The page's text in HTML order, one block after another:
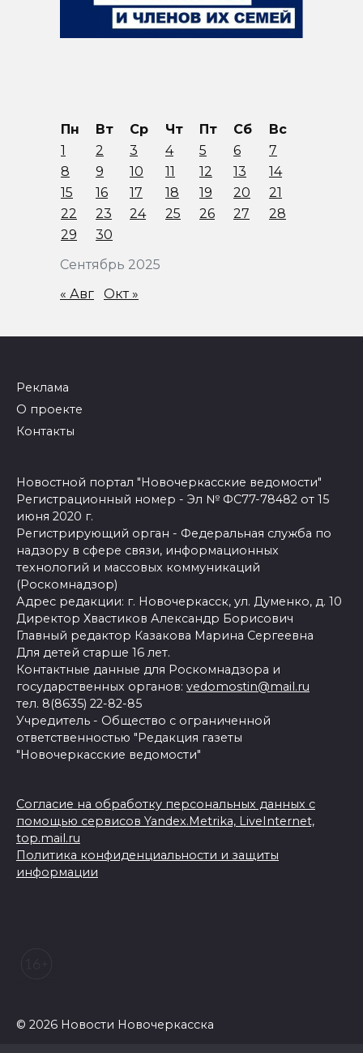
Сентябрь 2025
Пн Вт Ср Чт Пт Сб
Вс
1
2 3 4 5 6
7
8
9 10 11 12 13
14
15
16 17 18 19 20
21
22
23 24 25 26 27
28
29
30
« Авг Окт »
Реклама
О проекте
Контакты
Новостной портал "Новочеркасские ведомости"
Регистрационный номер - Эл № ФС77-78482 от 15
июня 2020 г.
Регистрирующий орган - Федеральная служба по
надзору в сфере связи, информационных
технологий и массовых коммуникаций
(Роскомнадзор)
Адрес редакции: г. Новочеркасск, ул. Думенко, д. 10
Директор Хвастиков Александр Борисович
Главный редактор Казакова Марина Сергеевна
Для детей старше 16 лет.
Контактные данные для Роскомнадзора и
государственных органов: vedomostin@mail.ru
тел. 8(8635) 22-82-85
Учредитель - Общество с ограниченной
ответственностью "Редакция газеты
"Новочеркасские ведомости"
Согласие на обработку персональных данных с
помощью сервисов Yandex.Metrika, LiveInternet,
top.mail.ru
Политика конфиденциальности и защиты
информации
© 2026 Новости Новочеркасска